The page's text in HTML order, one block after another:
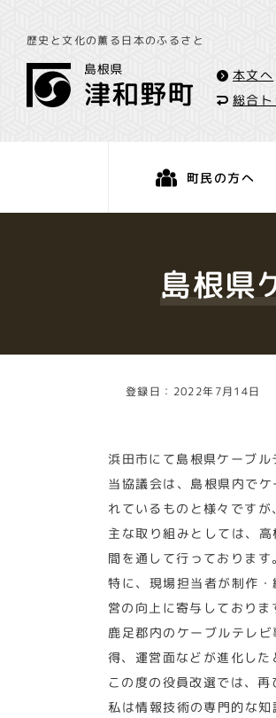
歴史と文化の薫る日本のふるさと
本文へ
総合
町民の方へ
島根県
登録日：2022年7月14日
浜田市にて島根県ケーブ
当協議会は、島根県内で
れているものと様々ですが
主な取り組みとしては、
間を通して行っております。
特に、現場担当者が制作
営の向上に寄与しておりま
鹿足郡内のケーブルテレ
得、運営面などが進化した
この度の役員改選では、再
私は情報技術の専門的な